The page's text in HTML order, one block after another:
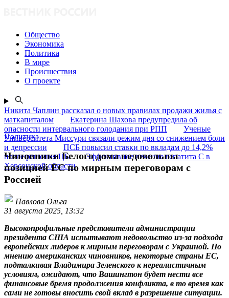
Общество
Экономика
Политика
В мире
Происшествия
О проекте
Никита Чаплин рассказал о новых правилах продажи жилья с
маткапиталом
Екатерина Шахова предупредила об
опасности интервального голодания при РПП
Ученые
Университета Миссури связали режим дня со снижением боли
и депрессии
ПСБ повысил ставки по вкладам до 14,2%
после решения ЦБ
Эффективное лечение гепатита C в
Херсонской области
Политика
Чиновники Белого дома недовольны
позицией ЕС по мирным переговорам с
Россией
Павлова Ольга
31 августа 2025, 13:32
Высокопрофильные представители администрации
президента США испытывают недовольство из-за подхода
европейских лидеров к мирным переговорам с Украиной. По
мнению американских чиновников, некоторые страны ЕС,
подталкивая Владимира Зеленского к нереалистичным
условиям, ожидают, что Вашингтон будет нести все
финансовые бремя продолжения конфликта, в то время как
сами не готовы вносить свой вклад в разрешение ситуации.